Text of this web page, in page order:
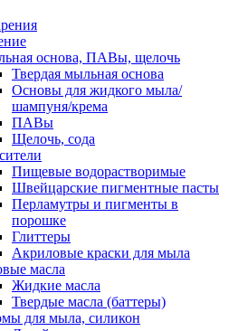
основа, ПАВы, щелочь
Твердая мыльная основа
Основы для жидкого мыла/
шампуня/крема
ПАВы
Щелочь, сода
Пищевые водорастворимые
Швейцарские пигментные пасты
Перламутры и пигменты в
порошке
Глиттеры
Акриловые краски для мыла
масла
Жидкие масла
Твердые масла (баттеры)
для мыла, силикон